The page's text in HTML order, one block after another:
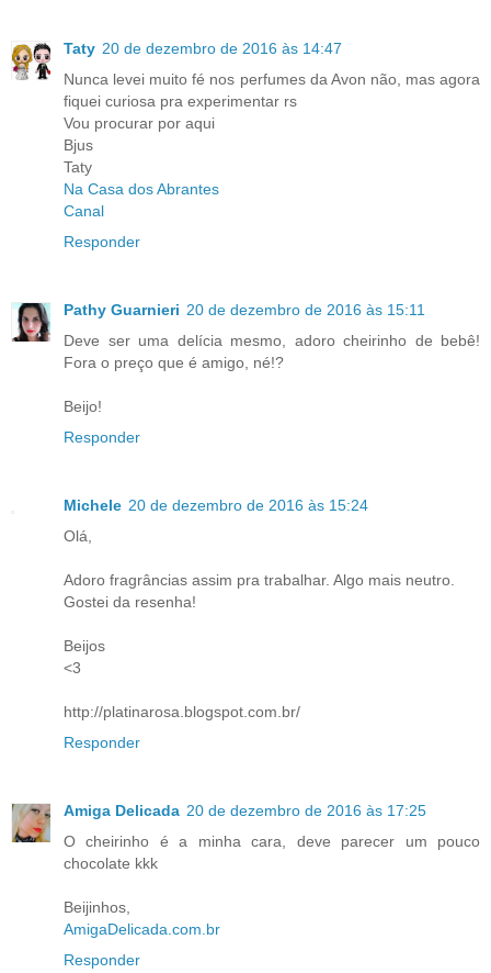
Taty 20 de dezembro de 2016 às 14:47
Nunca levei muito fé nos perfumes da Avon não, mas agora
fiquei curiosa pra experimentar rs
Vou procurar por aqui
Bjus
Taty
Na Casa dos Abrantes
Canal
Responder
Pathy Guarnieri 20 de dezembro de 2016 às 15:11
Deve ser uma delícia mesmo, adoro cheirinho de bebê!
Fora o preço que é amigo, né!?
Beijo!
Responder
Michele 20 de dezembro de 2016 às 15:24
Olá,
Adoro fragrâncias assim pra trabalhar. Algo mais neutro.
Gostei da resenha!
Beijos
<3
http://platinarosa.blogspot.com.br/
Responder
Amiga Delicada 20 de dezembro de 2016 às 17:25
O cheirinho é a minha cara, deve parecer um pouco
chocolate kkk
Beijinhos,
AmigaDelicada.com.br
Responder